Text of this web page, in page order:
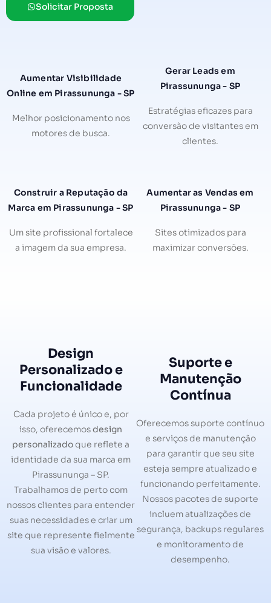
Solicitar Proposta
Aumentar Visibilidade
Online em Pirassununga - SP
Melhor posicionamento nos
motores de busca.
Gerar Leads em
Pirassununga - SP
Estratégias eficazes para
conversão de visitantes em
clientes.
Construir a Reputação da
Marca em Pirassununga - SP
Um site profissional fortalece
a imagem da sua empresa.
Aumentar as Vendas em
Pirassununga - SP
Sites otimizados para
maximizar conversões.
Design
Personalizado e
Funcionalidade
Cada projeto é único e, por
isso, oferecemosdesign
personalizadoque reflete a
identidade da sua marca em
Pirassununga – SP.
Trabalhamos de perto com
nossos clientes para entender
suas necessidades e criar um
site que represente fielmente
sua visão e valores.
Suporte e
Manutenção
Contínua
Oferecemos suporte contínuo
e serviços de manutenção
para garantir que seu site
esteja sempre atualizado e
funcionando perfeitamente.
Nossos pacotes de suporte
incluem atualizações de
segurança, backups regulares
e monitoramento de
desempenho.